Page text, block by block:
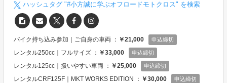
ハッシュタグ "#小方誠に学ぶオフロードモトクロス" を検索
バイク持ち込み参加｜ご自身の車両 ： ￥21,000 申込締切
レンタル250cc｜フルサイズ ： ￥33,000 申込締切
レンタル125cc｜扱いやすい車両 ： ￥25,000 申込締切
レンタルCRF125F｜MKT WORKS EDITION ： ￥30,000 申込締切